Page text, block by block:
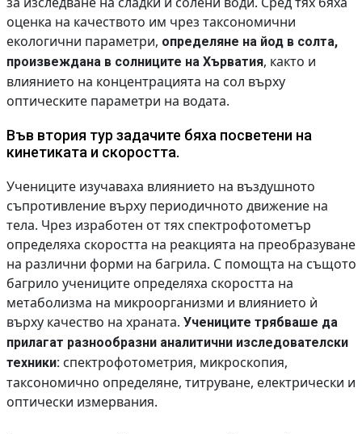
оценка на качеството им чрез таксономични
екологични параметри, определяне на йод в солта,
произвеждана в солниците на Хърватия, както и
влиянието на концентрацията на сол върху
оптическите параметри на водата.
Във втория тур задачите бяха посветени на
кинетиката и скоростта.
Учениците изучаваха влиянието на въздушното
съпротивление върху периодичното движение на
тела. Чрез изработен от тях спектрофотометър
определяха скоростта на реакцията на преобразуване
на различни форми на багрила. С помощта на същото
багрило учениците определяха скоростта на
метаболизма на микроорганизми и влиянието ѝ
върху качество на храната. Учениците трябваше да
прилагат разнообразни аналитични изследователски
техники:спектрофотометрия, микроскопия,
таксономично определяне, титруване, електрически и
оптически измервания.